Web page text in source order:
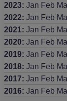
2023: Jan Feb
2022: Jan Feb
2021 : Jan Feb
2020: Jan Feb
2019: Jan Feb
2018: Jan Feb
2017: Jan Feb
2016: Jan Feb